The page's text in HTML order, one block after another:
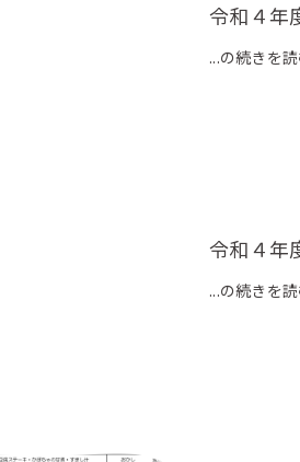
令和４
...の続きを
令和４
...の続きを